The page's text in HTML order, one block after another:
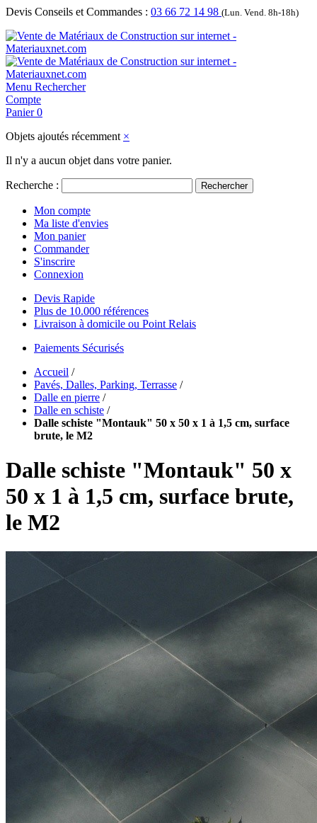
Devis Conseils et Commandes : 03 66 72 14 98 (Lun. Vend. 8h-18h)
Menu Rechercher
Compte
Panier 0
Objets ajoutés récemment ×
Il n'y a aucun objet dans votre panier.
Recherche : Rechercher
Mon compte
Ma liste d'envies
Mon panier
Commander
S'inscrire
Connexion
Devis Rapide
Plus de 10.000 références
Livraison à domicile ou Point Relais
Paiements Sécurisés
Accueil /
Pavés, Dalles, Parking, Terrasse /
Dalle en pierre /
Dalle en schiste /
Dalle schiste "Montauk" 50 x 50 x 1 à 1,5 cm, surface
brute, le M2
Dalle schiste "Montauk" 50 x
50 x 1 à 1,5 cm, surface brute,
le M2